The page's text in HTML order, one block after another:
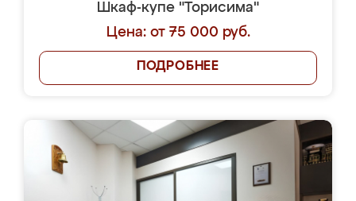
Шкаф-купе "Торисима"
Цена: от 75 000 руб.
ПОДРОБНЕЕ